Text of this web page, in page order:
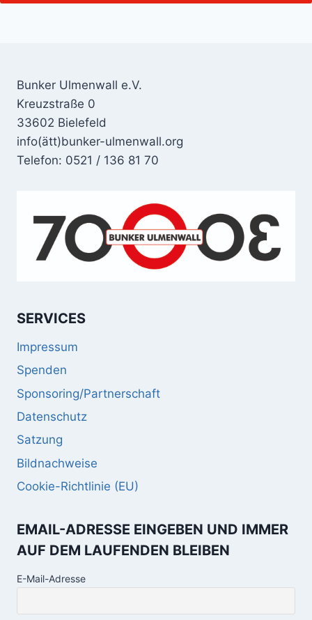
Bunker Ulmenwall e.V.
Kreuzstraße 0
33602 Bielefeld
info(ätt)bunker-ulmenwall.org
Telefon: 0521 / 136 81 70
SERVICES
Impressum
Spenden
Sponsoring/Partnerschaft
Datenschutz
Satzung
Bildnachweise
Cookie-Richtlinie (EU)
EMAIL-ADRESSE EINGEBEN UND IMMER
AUF DEM LAUFENDEN BLEIBEN
E-Mail-Adresse